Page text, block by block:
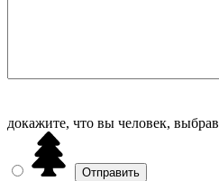
докажите, что вы человек, выбрав